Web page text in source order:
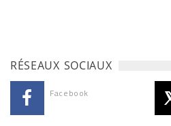
RÉSEAUX SOCIAUX
Facebook